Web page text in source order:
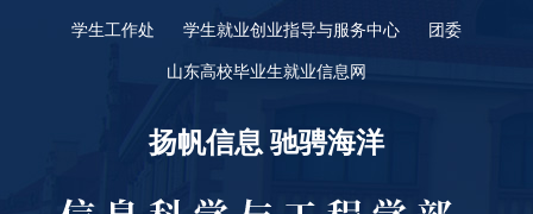
学生工作处 学生就业创业指导与服务中心 团委
山东高校毕业生就业信息网
扬帆信息 驰骋海洋